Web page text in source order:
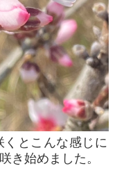
とこんな感じに
き始めました。